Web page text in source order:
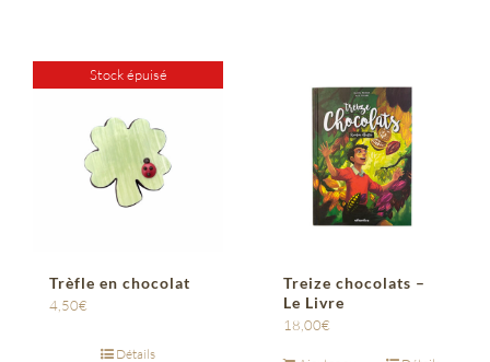
Stock épuisé
Trèfle en chocolat
4,50€
Détails
Treize chocolats –
Le Livre
18,00€